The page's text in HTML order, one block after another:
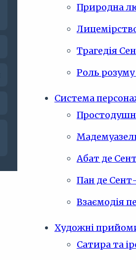
Природна
Трагедія
Роль розуму
Система
Абат де
Пан де
Взаємодія
Художні
Сатира та